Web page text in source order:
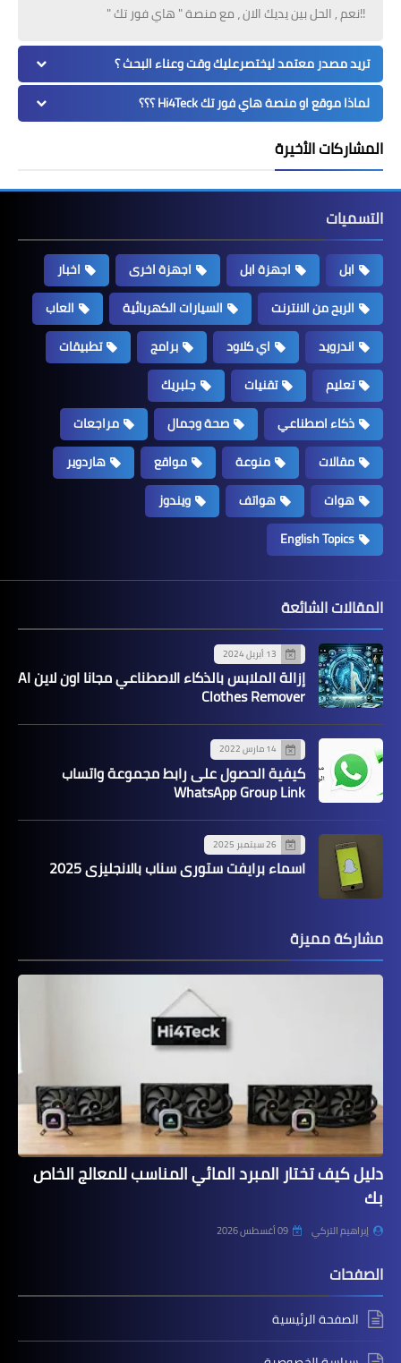
!!نعم , الحل بين يديك الان ، مع منصة " هاي فور تك "
تريد مصدر معتمد ليختصرعليك وقت وعناء البحث ؟
لماذا موقع او منصة هاي فور تك Hi4Teck ؟؟؟
المشاركات الأخيرة
التسميات
ابل اجهزة ابل اجهزة اخرى
اخبار
الربح من الانترنت
السيارات الكهربائية
العاب
اندرويد
اي كلاود برامج
تطبيقات
تعليم
تقنيات
جلبريك
ذكاء اصطناعي
صحة وجمال
مراجعات
مقالات
منوعة مواقع
هاردوير
هوات
هواتف
ويندوز
English Topics
المقالات الشائعة
13 أبريل 2024
إزالة الملابس بالذكاء الاصطناعي مجانا اون لاين AI
Clothes Remover
14 مارس 2022
كيفية الحصول على رابط مجموعة واتساب
WhatsApp Group Link
26 سبتمبر 2025
اسماء برايفت ستوري سناب بالانجليزي 2025
مشاركة مميزة
دليل كيف تختار المبرد المائي المناسب للمعالج الخاص
بك
إبراهيم التركي 09 أغسطس 2026
الصفحات
الصفحة الرئيسية